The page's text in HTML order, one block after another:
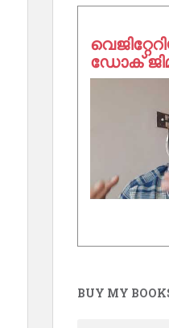
ഡോക്
BUY MY